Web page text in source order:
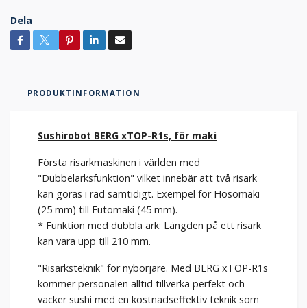
Dela
PRODUKTINFORMATION
Sushirobot BERG xTOP-R1s, för maki
Första risarkmaskinen i världen med
"Dubbelarksfunktion" vilket innebär att två risark
kan göras i rad samtidigt. Exempel för Hosomaki
(25 mm) till Futomaki (45 mm).
* Funktion med dubbla ark: Längden på ett risark
kan vara upp till 210 mm.
"Risarksteknik" för nybörjare. Med BERG xTOP-R1s
kommer personalen alltid tillverka perfekt och
vacker sushi med en kostnadseffektiv teknik som